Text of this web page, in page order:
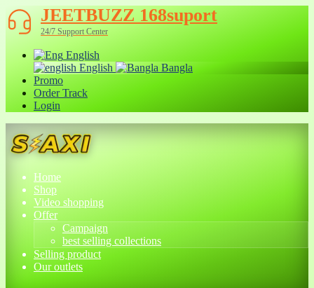
JEETBUZZ 168suport
24/7 Support Center
English
English
Bangla
Promo
Order Track
Login
Home
Shop
Video shopping
Offer
Campaign
best selling collections
Selling product
Our outlets